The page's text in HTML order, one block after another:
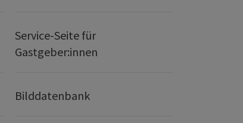
Service-Seite für
Gastgeber:innen
Bilddatenbank